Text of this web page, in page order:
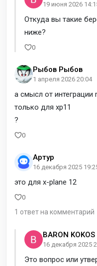
19 июня 2026
Откуда вы такие
ниже?
0
Рыбов Рыбов
1 апреля 2026 20:04
а смысл от интеграции
только для xp11
?
0
Артур
16 декабря 2025
это для x-plane 12
0
1 ответ на комментарий
BARON KOKOS
16 декабря 2025
Это вопрос или